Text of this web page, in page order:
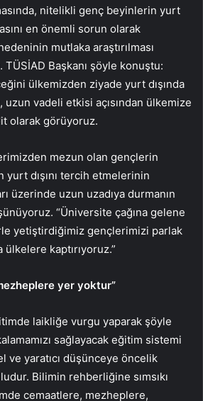
nitelikli genç beyinlerin yurt
en önemli sorun olarak
mutlaka araştırılması
Başkanı şöyle konuştu:
ülkemizden ziyade yurt dışında
uzun vadeli etkisi açısından ülkemize
olarak görüyoruz.
mezun olan gençlerin
dışını tercih etmelerinin
üzerinde uzun uzadıya durmanın
“Üniversite çağına gelene
yetiştirdiğimiz gençlerimizi parlak
kaptırıyoruz.”
yer yoktur”
laikliğe vurgu yaparak şöyle
sağlayacak eğitim sistemi
ve yaratıcı düşünceye öncelik
Bilimin rehberliğine sımsıkı
cemaatlere, mezheplere,